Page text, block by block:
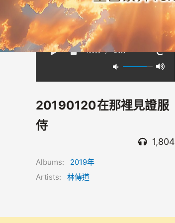
00:00 / -41:15
20190120在那裡見證服
侍
1,804
Albums: 2019年
Artists: 林傳道